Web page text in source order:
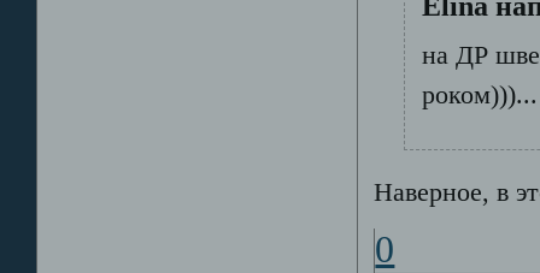
на ДР
роком)))...
Наверное, в
0